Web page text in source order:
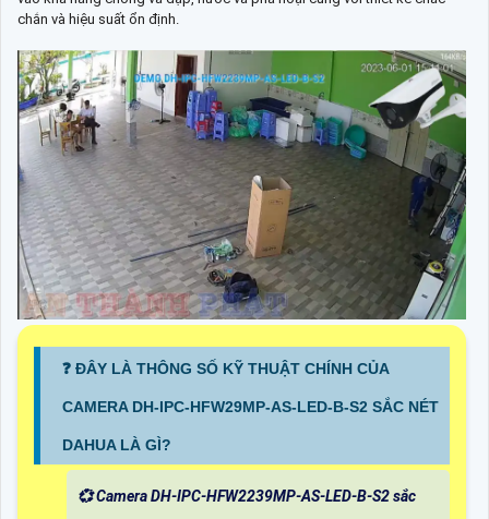
chắn và hiệu suất ổn định.
❓ ĐÂY LÀ THÔNG SỐ KỸ THUẬT CHÍNH CỦA
CAMERA DH-IPC-HFW29MP-AS-LED-B-S2 SẮC NÉT
DAHUA LÀ GÌ?
💞 Camera DH-IPC-HFW2239MP-AS-LED-B-S2 sắc